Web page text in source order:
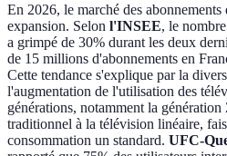
En 2026, le marché des abonnements
expansion. Selon l'INSEE, le
a grimpé de 30% durant les deux
de 15 millions d'abonnements en
Cette tendance s'explique par la
l'augmentation de l'utilisation des
générations, notamment la
traditionnel à la télévision linéaire,
consommation un standard. UFC-